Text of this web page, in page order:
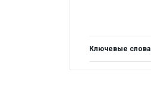
Ключевые слова